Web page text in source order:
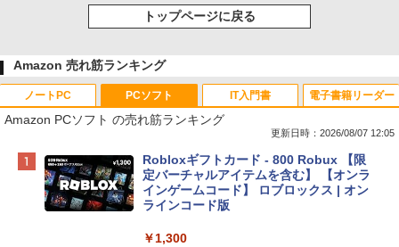
トップページに戻る
Amazon 売れ筋ランキング
ノートPC
Apple 2026 MacBook Neo A18 Proチッ
プ搭載13インチノートブック：AIとAppl
e Intelligence、Liquid Retinaディスプ
レイ、8GBメモリ、512GB SSD、1080p
ィゴ + 3年延長 AppleCare+ for 13インチ
PCソフト
Amazon PCソフト の売れ筋ランキング
更新日時：2026/08/07 12:05
Robloxギフトカード - 800 Robux 【限
定バーチャルアイテムを含む】 【オンラ
インゲームコード】 ロブロックス | オン
ラインコード版
￥1,300
IT入門書 電子書籍リーダー